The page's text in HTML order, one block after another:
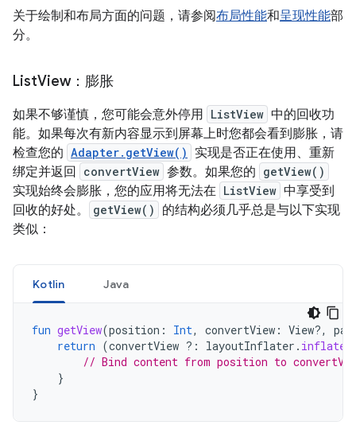
关于绘制和布局方面的问题，请参阅布局性能和呈现性能部
分。
ListView：膨胀
如果不够谨慎，您可能会意外停用 ListView 中的回收功
能。如果每次有新内容显示到屏幕上时您都会看到膨胀，请
检查您的 Adapter.getView()
实现是否正在使用、重新
绑定并返回
convertView 参数。如果您的 getView()
实现始终会膨胀，您的应用将无法在 ListView 中享受到
回收的好处。
getView()
的结构必须几乎总是与以下实现
类似：
Kotlin Java
fun getView(position : Int, convertView : View?,
return (convertView ?: layoutInflater . inflate
// Bind content from position to
}
}